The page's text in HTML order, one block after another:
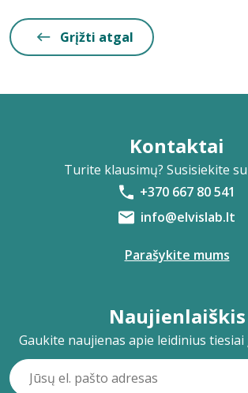
Grįžti atgal
Kontaktai
Turite klausimų? Susisiekite
+370 667 80 541
info@elvislab.lt
Parašykite mums
Naujienlaiškis
Gaukite naujienas apie leidinius tiesiai